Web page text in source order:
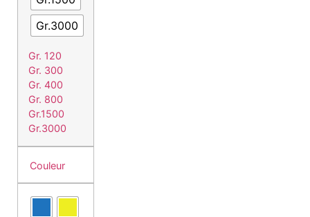
Gr.3000
Gr. 120
Gr. 300
Gr. 400
Gr. 800
Gr.1500
Gr.3000
Couleur